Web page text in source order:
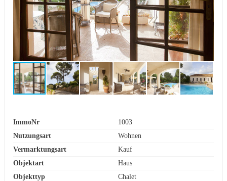
ImmoNr
1003
Nutzungsart
Wohnen
Vermarktungsart
Kauf
Objektart
Haus
Objekttyp
Chalet